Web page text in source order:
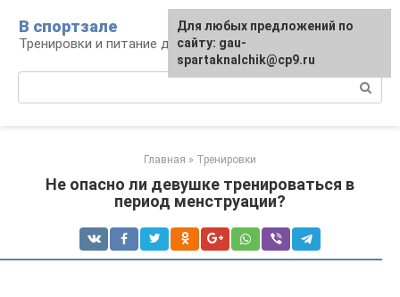
контенту
В спортзале
Тренировки и питание для здоровья
Главная » Тренировки
Не опасно ли девушке тренироваться в
период менструации?
Для любых предложений по
сайту: gau-
spartaknalchik@cp9.ru